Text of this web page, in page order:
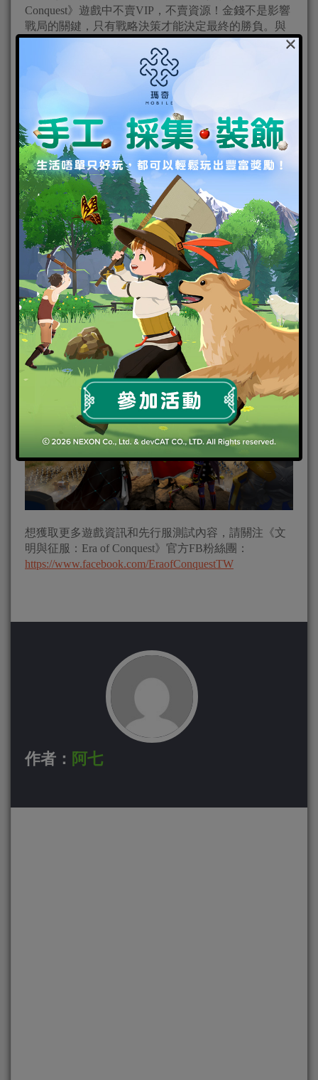
Conquest》遊戲中不賣VIP，不賣資源！金錢不是影響
戰局的關鍵，只有戰略決策才能決定最終的勝負。與
其他領主結成同盟，攜手攻占其他城邦，搶奪資源升
級城池，逐鹿天下，制霸泰拉大陸，邁向世界中心的
唯一王座。
先行服測試，即將開啟
2022年7月中旬，《文明與征服：Era of Conquest》全
球先行服測試將正式啟動！世界各地的領主們，快來
開啟你的征服之路吧！
想獲取更多遊戲資訊和先行服測試內容，請關注《文
明與征服：Era of Conquest》官方FB粉絲團：
https://www.facebook.com/EraofConquestTW
作者： 阿七
×